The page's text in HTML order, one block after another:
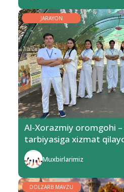
JARAYON
Al-Xorazmiy oromgohi
tarbiyasiga xizmat
Muxbirlarimiz
DOLZARB MAVZU